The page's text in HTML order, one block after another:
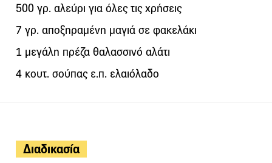
500 γρ. αλεύρι για όλες τις χρήσεις
7 γρ. αποξηραμένη μαγιά σε φακελάκι
1 μεγάλη πρέζα θαλασσινό αλάτι
4 κουτ. σούπας ε.π. ελαιόλαδο
Διαδικασία